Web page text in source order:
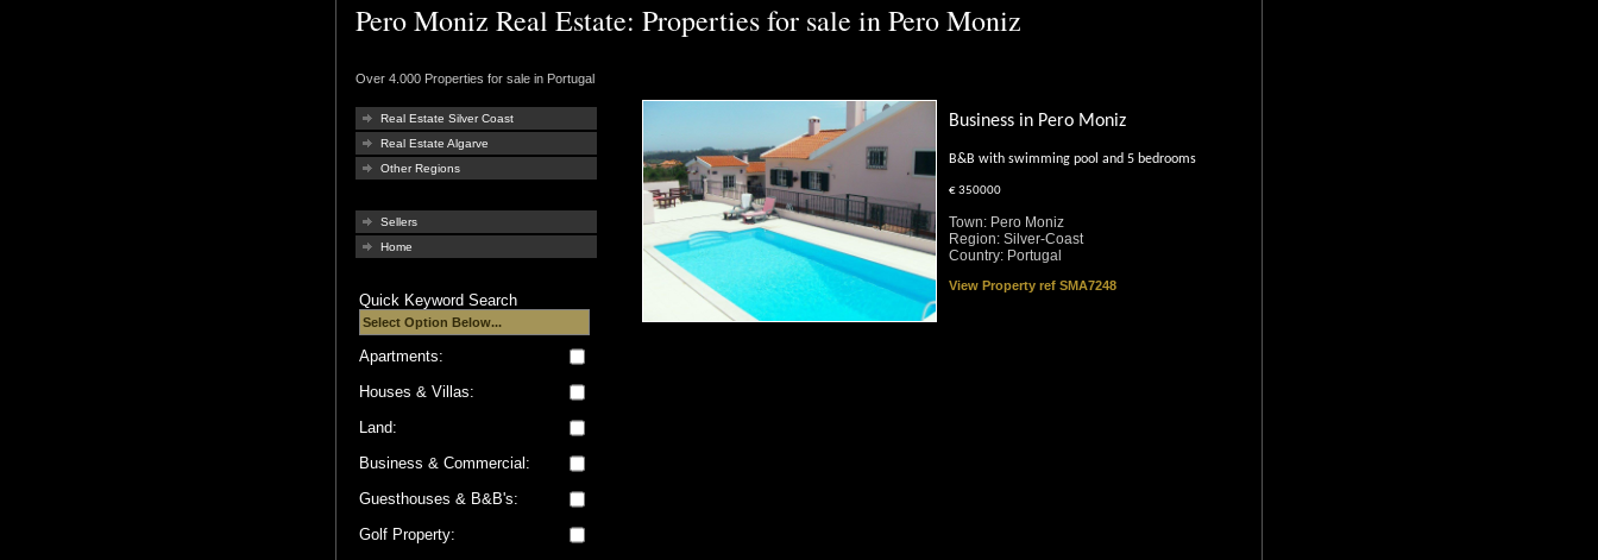
Pero Moniz Real Estate: Properties for sale in Pero Moniz
Over 4.000 Properties for sale in Portugal
Real Estate Silver Coast
Real Estate Algarve
Other Regions
Sellers
Home
Quick Keyword Search
Apartments:
Houses & Villas:
Land:
Business & Commercial:
Guesthouses & B&B's:
Golf Property:
Business in Pero Moniz
B&B with swimming pool and 5 bedrooms
€ 350000
Town: Pero Moniz
Region: Silver-Coast
Country: Portugal
View Property ref SMA7248